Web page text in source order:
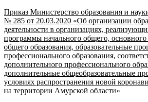
Приказ Министерство образования и
№ 285 от 20.03.2020 «Об организации
деятельности в организациях,
программы начального общего,
общего образования, образовательные
профессионального образования,
дополнительного профессионального
дополнительные общеобразовательные
условиях распространения новой
на территории Амурской области»